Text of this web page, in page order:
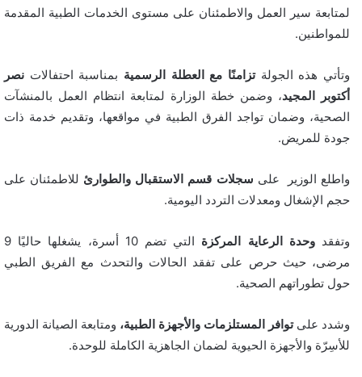
لمتابعة سير العمل والاطمئنان على مستوى الخدمات الطبية المقدمة
للمواطنين.
وتأتي هذه الجولةتزامنًا مع العطلة الرسمية بمناسبة احتفالات نصر
أكتوبر المجيد، وضمن خطة الوزارة لمتابعة انتظام العمل بالمنشآت
الصحية، وضمان تواجد الفرق الطبية في مواقعها، وتقديم خدمة ذات
جودة للمريض.
واطلع الوزير على سجلات قسم الاستقبال والطوارئ للاطمئنان على
حجم الإشغال ومعدلات التردد اليومية.
وتفقدوحدة الرعاية المركزة
التي تضم 10 أسرة، يشغلها حاليًا 9
مرضى، حيث حرص على تفقد الحالات والتحدث مع الفريق الطبي
حول تطوراتهم الصحية.
وشدد علىتوافر المستلزمات والأجهزة الطبية، ومتابعة الصيانة الدورية
للأسِرّة والأجهزة الحيوية لضمان الجاهزية الكاملة للوحدة.